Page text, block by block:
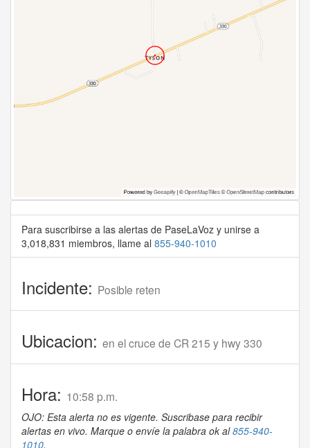
Para suscribirse a las alertas de PaseLaVoz y unirse a
3,018,831 miembros, llame al 855-940-1010
Incidente: Posible reten
Ubicacion: en el cruce de CR 215 y hwy 330
Hora: 10:58 p.m.
OJO: Esta alerta no es vigente. Suscribase para recibir
alertas en vivo. Marque o envíe la palabra ok al855-940-
1010.